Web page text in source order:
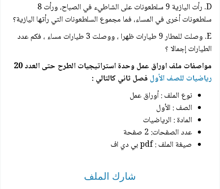
D. رأت اليازية 9 سلطعونات على الشاطيء في الصباح، ورأت 8
سلطعونات أخرى في المساء، فما مجموع السلطعونات التي رأتها اليازية؟
E. وصلت للمطار 9 طيارات ظهرا ، ووصلت 3 طيارات مساء ، فكم عدد
الطيارات إجمالا ؟
مواصفات ملف اوراق عمل وحدة استراتيجيات الطرح حتى العدد 20
رياضيات للصف الأول فصل ثاني كالتالي :
نوع الملف : أوراق عمل
الصف : الأول
المادة : الرياضيات
عدد الصفحات: 2 صفحة
صيغة الملف : pdf بي دي اف
شارك الملف